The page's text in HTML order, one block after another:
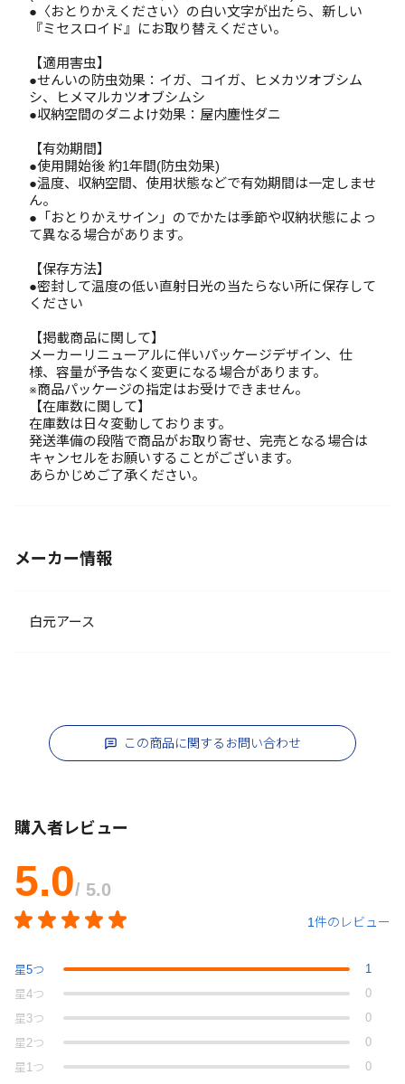
●〈おとりかえください〉の白い文字が出たら、新しい
『ミセスロイド』にお取り替えください。
【適用害虫】
●せんいの防虫効果：イガ、コイガ、ヒメカツオブシム
シ、ヒメマルカツオブシムシ
●収納空間のダニよけ効果：屋内塵性ダニ
【有効期間】
●使用開始後 約1年間(防虫効果)
●温度、収納空間、使用状態などで有効期間は一定しませ
ん。
●「おとりかえサイン」のでかたは季節や収納状態によっ
て異なる場合があります。
【保存方法】
●密封して温度の低い直射日光の当たらない所に保存して
ください
【掲載商品に関して】
メーカーリニューアルに伴いパッケージデザイン、仕
様、容量が予告なく変更になる場合があります。
※商品パッケージの指定はお受けできません。
【在庫数に関して】
在庫数は日々変動しております。
発送準備の段階で商品がお取り寄せ、完売となる場合は
キャンセルをお願いすることがございます。
あらかじめご了承ください。
メーカー情報
白元アース
この商品に関するお問い合わせ
購入者レビュー
5.0/ 5.0
1件のレビュー
星5つ
1
星4つ
0
星 3つ
0
星 2つ
0
星 1つ 0